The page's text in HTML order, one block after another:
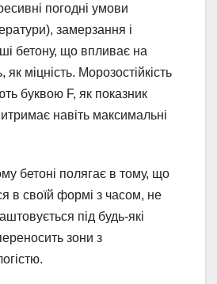
погодні умови
замерзання і
бетону, що впливає на
як міцність. Морозостійкість
буквою F, як показник
навіть максимальні
бетоні полягає в тому, що
в своїй формі з часом, не
під будь-які
зони з